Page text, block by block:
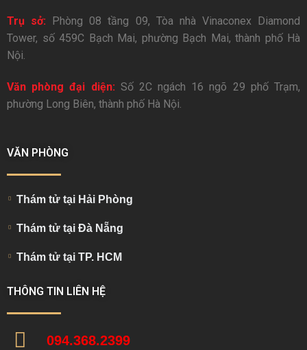
Trụ sở:
Phòng 08 tầng 09, Tòa nhà Vinaconex Diamond
Tower, số 459C Bạch Mai, phường Bạch Mai, thành phố Hà
Nội.
Văn phòng đại diện: Số 2C ngách 16 ngõ 29 phố Trạm,
phường Long Biên, thành phố Hà Nội.
VĂN PHÒNG
Thám tử tại Hải Phòng
Thám tử tại Đà Nẵng
Thám tử tại TP. HCM
THÔNG TIN LIÊN HỆ
094.368.2399